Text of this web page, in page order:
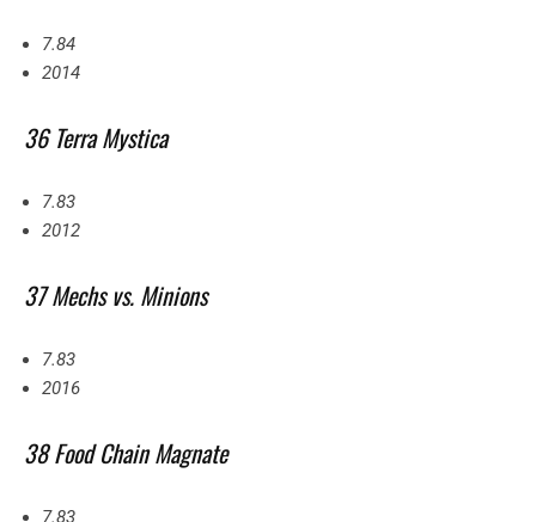
7.84
2014
36 Terra Mystica
7.83
2012
37 Mechs vs. Minions
7.83
2016
38 Food Chain Magnate
7.83